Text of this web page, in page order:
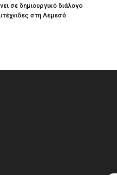
σε δημιουργικό διάλογο
στη Λεμεσό